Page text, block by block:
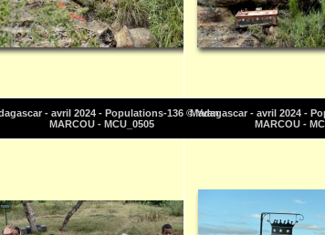
- avril 2024 - Populations-136 © Yvan
MARCOU - MCU_0505
Madagascar - avril 2024 -
MARCOU -